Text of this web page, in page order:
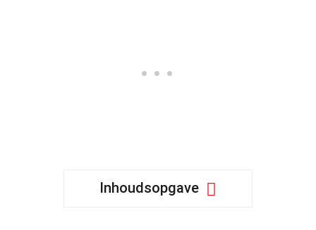
Inhoudsopgave